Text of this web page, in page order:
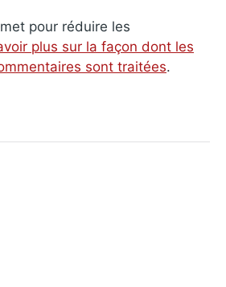
pour réduire les
plus sur la façon dont les
sont traitées.